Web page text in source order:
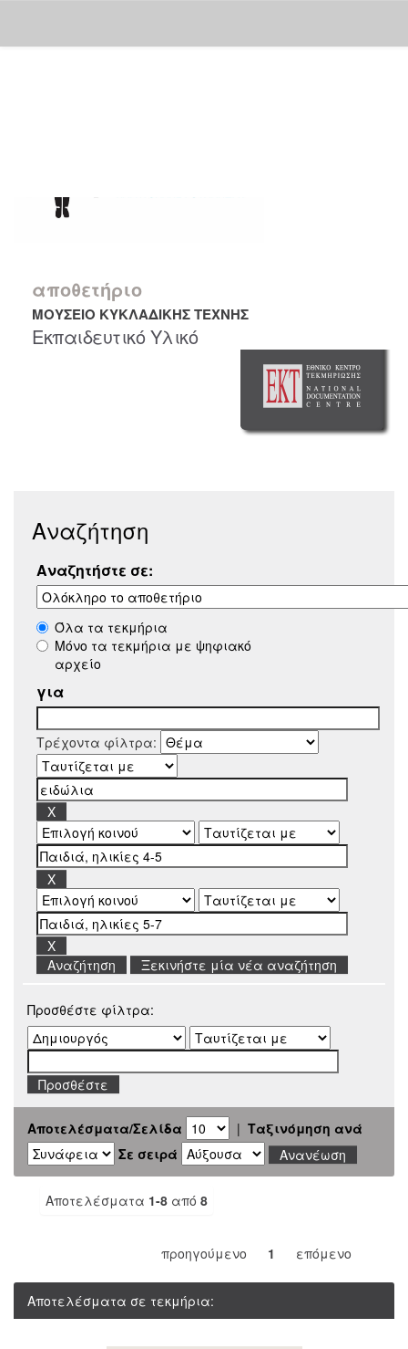
αποθετήριο
ΜΟΥΣΕΙΟ ΚΥΚΛΑΔΙΚΗΣ ΤΕΧΝΗΣ
Εκπαιδευτικό Υλικό
Αναζήτηση
Αναζητήστε σε:
Όλα τα τεκμήρια
Μόνο τα τεκμήρια με ψηφιακό
αρχείο
για
Τρέχοντα φίλτρα:
Ξεκινήστε μία νέα αναζήτηση
Προσθέστε φίλτρα:
Αποτελέσματα/Σελίδα | Ταξινόμηση ανά
Σε σειρά
Αποτελέσματα 1-8 από 8
προηγούμενο 1 επόμενο
Αποτελέσματα σε τεκμήρια: